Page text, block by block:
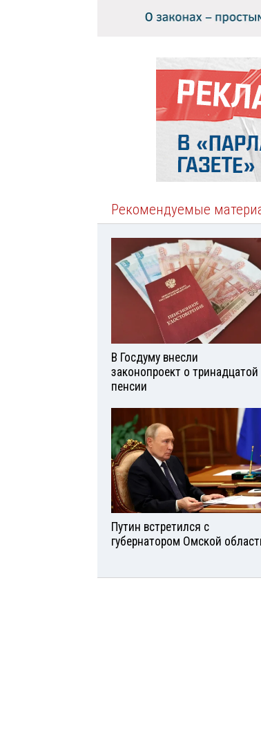
Рекомендуемые
В Госдуму внесли
законопроект о тринадцатой
пенсии
Путин встретился с
губернатором Омской